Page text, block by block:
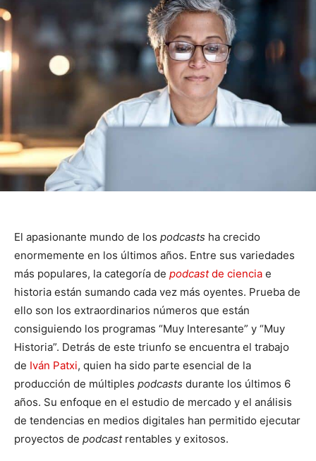
El apasionante mundo de los podcasts ha crecido
enormemente en los últimos años. Entre sus variedades
más populares, la categoría de podcastde ciencia e
historia están sumando cada vez más oyentes. Prueba de
ello son los extraordinarios números que están
consiguiendo los programas “Muy Interesante” y “Muy
Historia”. Detrás de este triunfo se encuentra el trabajo
de Iván Patxi, quien ha sido parte esencial de la
producción de múltiples podcasts durante los últimos 6
años. Su enfoque en el estudio de mercado y el análisis
de tendencias en medios digitales han permitido ejecutar
proyectos de podcast rentables y exitosos.